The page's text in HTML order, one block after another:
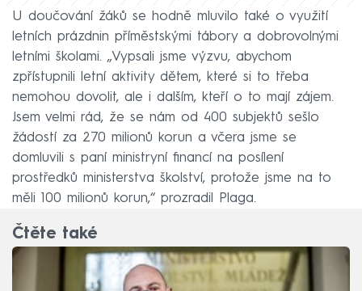
U doučování žáků se hodně mluvilo také o využití
letních prázdnin příměstskými tábory a dobrovolnými
letními školami. „Vypsali jsme výzvu, abychom
zpřístupnili letní aktivity dětem, které si to třeba
nemohou dovolit, ale i dalším, kteří o to mají zájem.
Jsem velmi rád, že se nám od 400 subjektů sešlo
žádostí za 270 milionů korun a včera jsme se
domluvili s paní ministryní financí na posílení
prostředků ministerstva školství, protože jsme na to
měli 100 milionů korun,“ prozradil Plaga.
Čtěte také